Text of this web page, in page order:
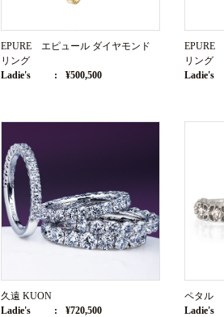
EPURE エピュール ダイヤモンド
リング
Ladie's
¥500,500
EPURE
リング
Ladie's
久遠 KUON
Ladie's
¥720,500
ペタル
Ladie's